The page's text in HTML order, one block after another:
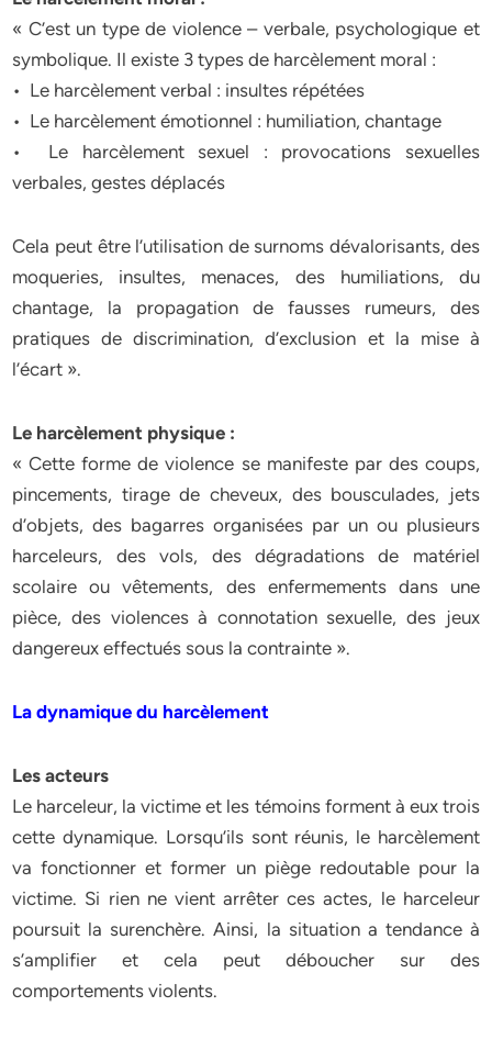
« C’est un type de violence – verbale, psychologique et
symbolique. Il existe 3 types de harcèlement moral :
• Le harcèlement verbal : insultes répétées
• Le harcèlement émotionnel : humiliation, chantage
• Le harcèlement sexuel : provocations sexuelles
verbales, gestes déplacés
Cela peut être l’utilisation de surnoms dévalorisants, des
moqueries, insultes, menaces, des humiliations, du
chantage, la propagation de fausses rumeurs, des
pratiques de discrimination, d’exclusion et la mise à
l’écart ».
Le harcèlement physique :
« Cette forme de violence se manifeste par des coups,
pincements, tirage de cheveux, des bousculades, jets
d’objets, des bagarres organisées par un ou plusieurs
harceleurs, des vols, des dégradations de matériel
scolaire ou vêtements, des enfermements dans une
pièce, des violences à connotation sexuelle, des jeux
dangereux effectués sous la contrainte ».
La dynamique du harcèlement
Les acteurs
Le harceleur, la victime et les témoins forment à eux trois
cette dynamique. Lorsqu’ils sont réunis, le harcèlement
va fonctionner et former un piège redoutable pour la
victime. Si rien ne vient arrêter ces actes, le harceleur
poursuit la surenchère. Ainsi, la situation a tendance à
s’amplifier et cela peut déboucher sur des
comportements violents.